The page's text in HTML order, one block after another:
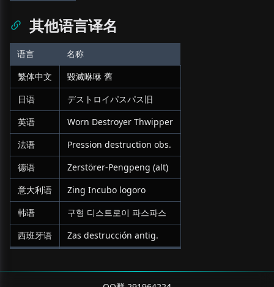
其他语言译名
语言
名称
繁体中文
毀滅咻咻 舊
日语
デストロイパスパス旧
英语
Worn Destroyer Thwipper
法语
Pression destruction obs.
德语
Zerstörer-Pengpeng (alt)
意大利语
Zing Incubo logoro
韩语
구형 디스트로이 파스파스
西班牙语
Zas destrucción antig.